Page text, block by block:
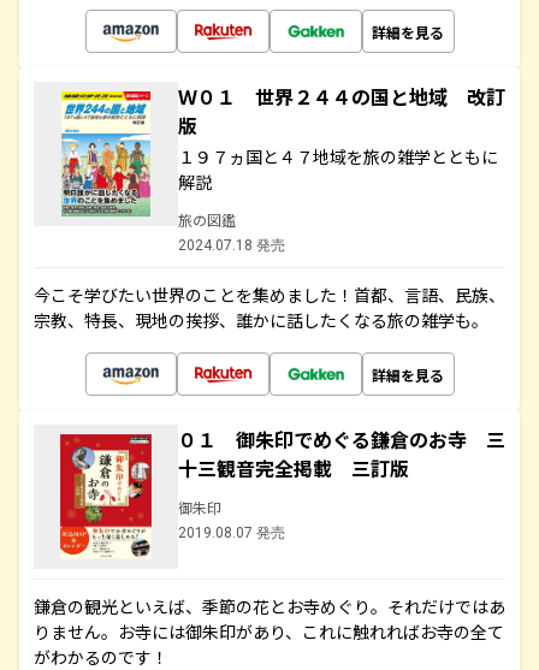
詳細を見る
Ｗ０１ 世界２４４の国と地域 改訂
版
１９７ヵ国と４７地域を旅の雑学とともに
解説
旅の図鑑
2024.07.18 発売
今こそ学びたい世界のことを集めました！首都、言語、民族、
宗教、特長、現地の挨拶、誰かに話したくなる旅の雑学も。
詳細を見る
０１ 御朱印でめぐる鎌倉のお寺 三
十三観音完全掲載 三訂版
御朱印
2019.08.07 発売
鎌倉の観光といえば、季節の花とお寺めぐり。それだけではあ
りません。お寺には御朱印があり、これに触れればお寺の全て
がわかるのです！